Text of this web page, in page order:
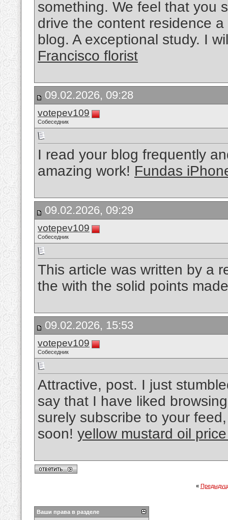
something. We feel that you
drive the content residence
blog. A exceptional study. I
Francisco florist
09.02.2026, 09:28
votepev109
Собеседник
I read your blog frequently
amazing work! Fundas
09.02.2026, 09:29
votepev109
Собеседник
This article was written by a
the with the solid points
09.02.2026, 15:53
votepev109
Собеседник
Attractive, post. I just
say that I have liked
surely subscribe to your
soon! yellow mustard oil
«
Ваши права в разделе